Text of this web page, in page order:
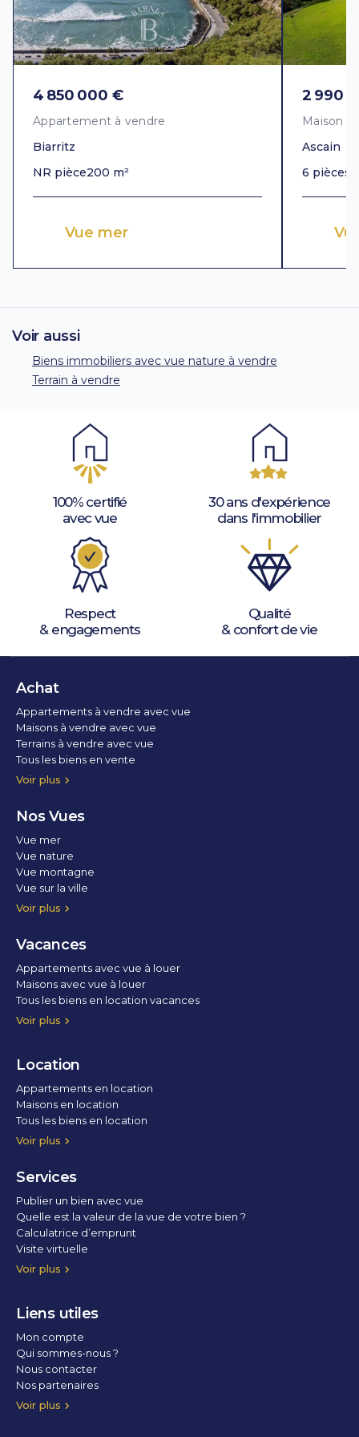
4 850 000 €
Appartement à vendre
Biarritz
NR pièce200 m²
Vue mer
2 990
Maison à
Ascain
6 pièces
Voir aussi
Biens immobiliers avec vue nature à vendre
Terrain à vendre
100% certifié
avec vue
30 ans d'expérience
dans l'immobilier
Respect
& engagements
Qualité
& confort de vie
Achat
Voir plus
Appartements à vendre avec vue
Maisons à vendre avec vue
Terrains à vendre avec vue
Tous les biens en vente
Nos Vues
Voir plus
Vue mer
Vue nature
Vue montagne
Vue sur la ville
Vue parc
Vue fleuve
Vue lac
Vue marina / port
Vacances
Voir plus
Appartements avec vue à louer
Maisons avec vue à louer
Tous les biens en location vacances
Location
Voir plus
Appartements en location
Maisons en location
Tous les biens en location
Services
Voir plus
Publier un bien avec vue
Quelle est la valeur de la vue de votre bien ?
Calculatrice d’emprunt
Visite virtuelle
Home staging
Liens utiles
Voir plus
Mon compte
Qui sommes-nous ?
Nous contacter
Nos partenaires
Conditions Générales d’Utilisation
Politique de confidentialité
Politique des cookies